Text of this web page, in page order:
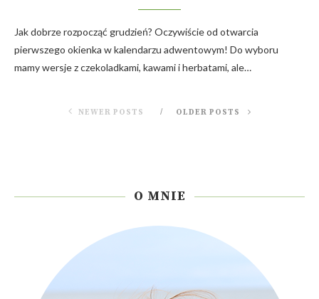
Jak dobrze rozpocząć grudzień? Oczywiście od otwarcia
pierwszego okienka w kalendarzu adwentowym! Do wyboru
mamy wersje z czekoladkami, kawami i herbatami, ale…
NEWER POSTS OLDER POSTS
O MNIE